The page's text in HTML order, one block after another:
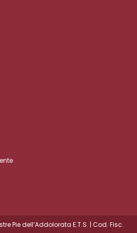
Pie dell’Addolorata E.T.S. | Cod. Fisc.